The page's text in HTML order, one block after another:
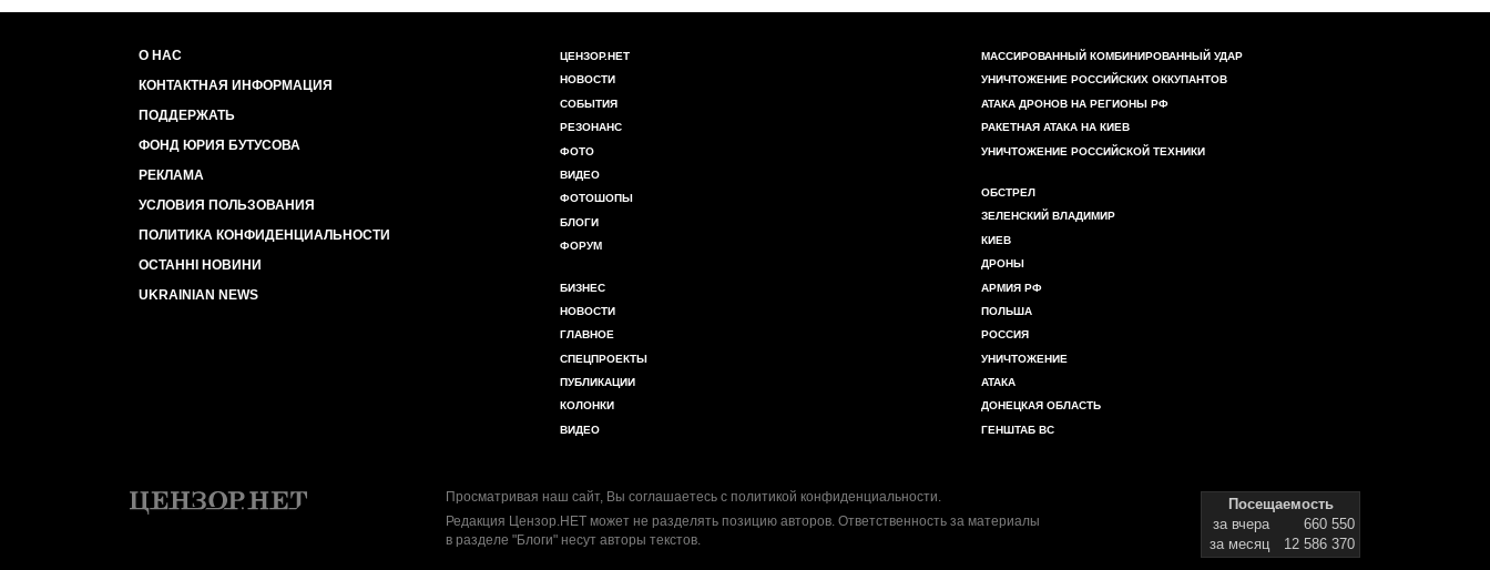
О НАС
КОНТАКТНАЯ ИНФОРМАЦИЯ
ПОДДЕРЖАТЬ
ФОНД ЮРИЯ БУТУСОВА
РЕКЛАМА
УСЛОВИЯ ПОЛЬЗОВАНИЯ
ПОЛИТИКА КОНФИДЕНЦИАЛЬНОСТИ
ОСТАННІ НОВИНИ
UKRAINIAN NEWS
ЦЕНЗОР.НЕТ
НОВОСТИ
СОБЫТИЯ
РЕЗОНАНС
ФОТО
ВИДЕО
ФОТОШОПЫ
БЛОГИ
ФОРУМ
БИЗНЕС
НОВОСТИ
ГЛАВНОЕ
СПЕЦПРОЕКТЫ
ПУБЛИКАЦИИ
КОЛОНКИ
ВИДЕО
МАССИРОВАННЫЙ КОМБИНИРОВАННЫЙ УДАР
УНИЧТОЖЕНИЕ РОССИЙСКИХ ОККУПАНТОВ
АТАКА ДРОНОВ НА РЕГИОНЫ РФ
РАКЕТНАЯ АТАКА НА КИЕВ
УНИЧТОЖЕНИЕ РОССИЙСКОЙ ТЕХНИКИ
ОБСТРЕЛ
ЗЕЛЕНСКИЙ ВЛАДИМИР
КИЕВ
ДРОНЫ
АРМИЯ РФ
ПОЛЬША
РОССИЯ
УНИЧТОЖЕНИЕ
АТАКА
ДОНЕЦКАЯ ОБЛАСТЬ
ГЕНШТАБ ВС
Просматривая наш сайт, Вы соглашаетесь с политикой конфиденциальности.
Редакция Цензор.НЕТ может не разделять позицию авторов. Ответственность за материалы
в разделе "Блоги" несут авторы текстов.
Посещаемость
за вчера
660 550
за месяц
12 586 370